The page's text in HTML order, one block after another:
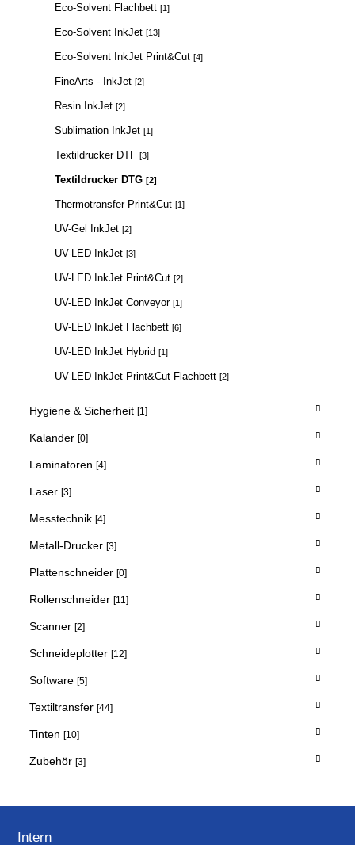
Eco-Solvent Flachbett [1]
Eco-Solvent InkJet [13]
Eco-Solvent InkJet Print&Cut [4]
FineArts - InkJet [2]
Resin InkJet [2]
Sublimation InkJet [1]
Textildrucker DTF [3]
Textildrucker DTG [2]
Thermotransfer Print&Cut [1]
UV-Gel InkJet [2]
UV-LED InkJet [3]
UV-LED InkJet Print&Cut [2]
UV-LED InkJet Conveyor [1]
UV-LED InkJet Flachbett [6]
UV-LED InkJet Hybrid [1]
UV-LED InkJet Print&Cut Flachbett [2]
Hygiene & Sicherheit [1]
Kalander [0]
Laminatoren [4]
Laser [3]
Messtechnik [4]
Metall-Drucker [3]
Plattenschneider [0]
Rollenschneider [11]
Scanner [2]
Schneideplotter [12]
Software [5]
Textiltransfer [44]
Tinten [10]
Zubehör [3]
Intern